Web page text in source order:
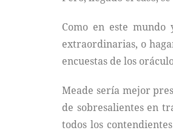
Como en este
extraordinarias, o
encuestas de los
Meade sería mejor
de sobresalientes en
todos los